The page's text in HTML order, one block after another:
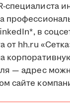
специалиста
в
от hh.ru
— адрес
сайте